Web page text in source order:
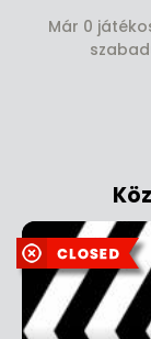
Már 0